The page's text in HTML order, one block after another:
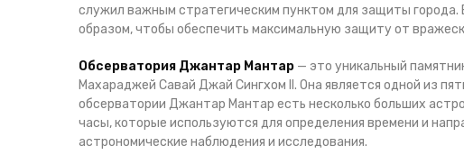
служил важным стратегическим пунктом для защиты
образом, чтобы обеспечить максимальную защиту от
Обсерватория Джантар Мантар — это уникальный
Махараджей Савай Джай Сингхом II. Она является одной из
обсерватории Джантар Мантар есть несколько больших
часы, которые используются для определения времени и
астрономические наблюдения и исследования.